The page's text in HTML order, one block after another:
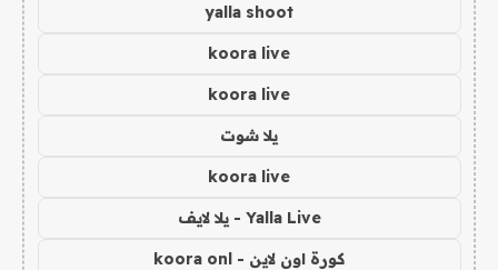
yalla shoot
koora live
koora live
يلا شوت
koora live
Yalla Live - يلا لايف
كورة اون لاين - koora onl